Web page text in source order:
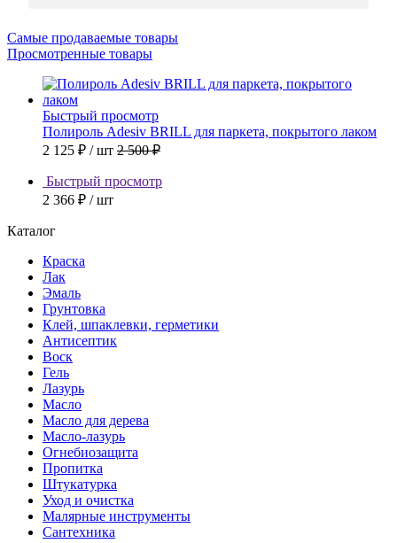
Самые продаваемые товары
Просмотренные товары
Быстрый просмотр
Полироль Adesiv BRILL для паркета, покрытого лаком
2 125 ₽ / шт 2 500 ₽
Быстрый просмотр
2 366 ₽ / шт
Каталог
Краска
Лак
Эмаль
Грунтовка
Клей, шпаклевки, герметики
Антисептик
Воск
Гель
Лазурь
Масло
Масло для дерева
Масло-лазурь
Огнебиозащита
Пропитка
Штукатурка
Уход и очистка
Малярные инструменты
Сантехника